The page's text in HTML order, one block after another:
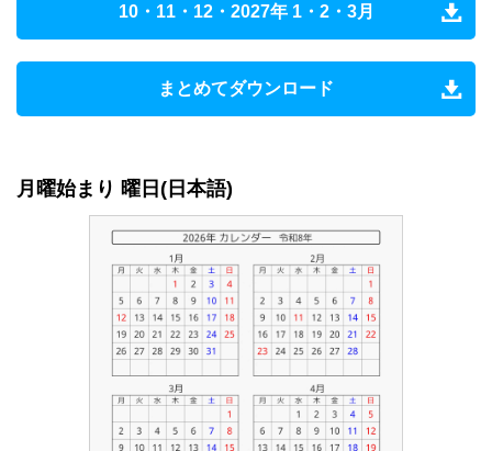
10・11・12・2027年 1・2・3月
まとめてダウンロード
月曜始まり 曜日(日本語)